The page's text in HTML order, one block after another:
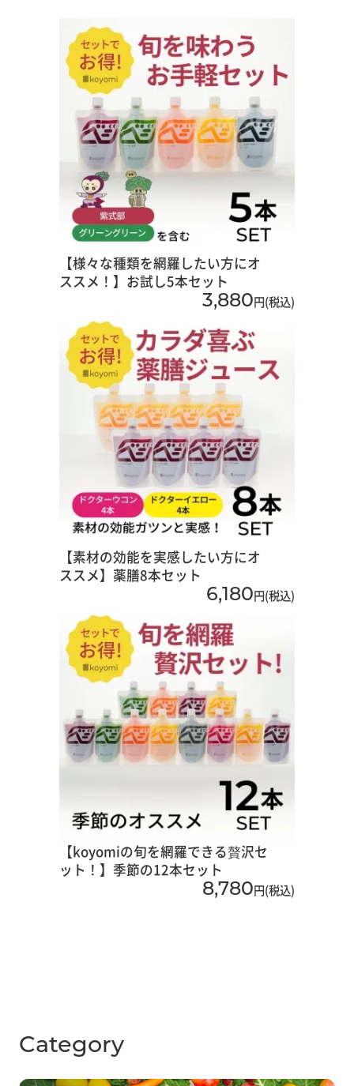
【様々な種類を網羅したい方にオ
ススメ！】お試し5本セット
3,880円(税込)
【素材の効能を実感したい方にオ
ススメ】薬膳8本セット
6,180円(税込)
【koyomiの旬を網羅できる贅沢セ
ット！】季節の12本セット
8,780円(税込)
Category